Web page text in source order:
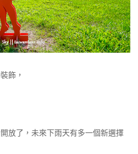
飾，
放了，未來下雨天有多一個新選擇